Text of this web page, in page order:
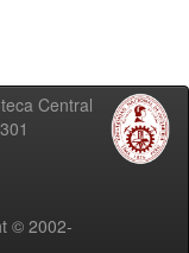
Central
© 2002-